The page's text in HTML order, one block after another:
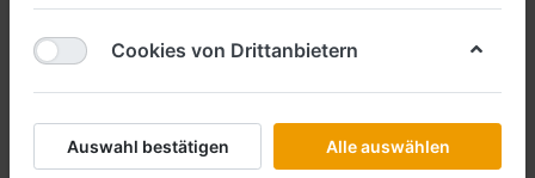
Cookies von Drittanbietern
Auswahl bestätigen Alle auswählen